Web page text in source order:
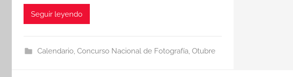
Seguir leyendo
Calendario, Concurso Nacional de Fotografía, Otubre